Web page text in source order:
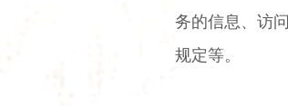
务的信息、访
规定等。